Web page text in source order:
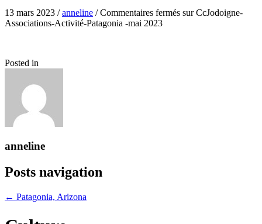
13 mars 2023 /anneline /Commentaires fermés sur CcJodoigne-
Associations-Activité-Patagonia -mai 2023
Posted in
anneline
Posts navigation
← Patagonia, Arizona